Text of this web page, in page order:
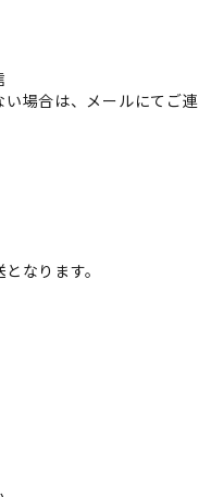
場合は、メールにてご連
なります。